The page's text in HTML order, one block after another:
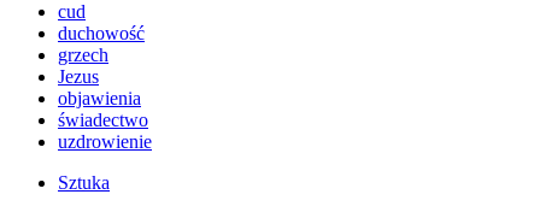
cud
duchowość
grzech
Jezus
objawienia
świadectwo
uzdrowienie
Sztuka